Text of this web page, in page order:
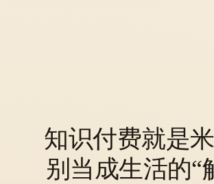
知识付费就是米
别当成生活的“